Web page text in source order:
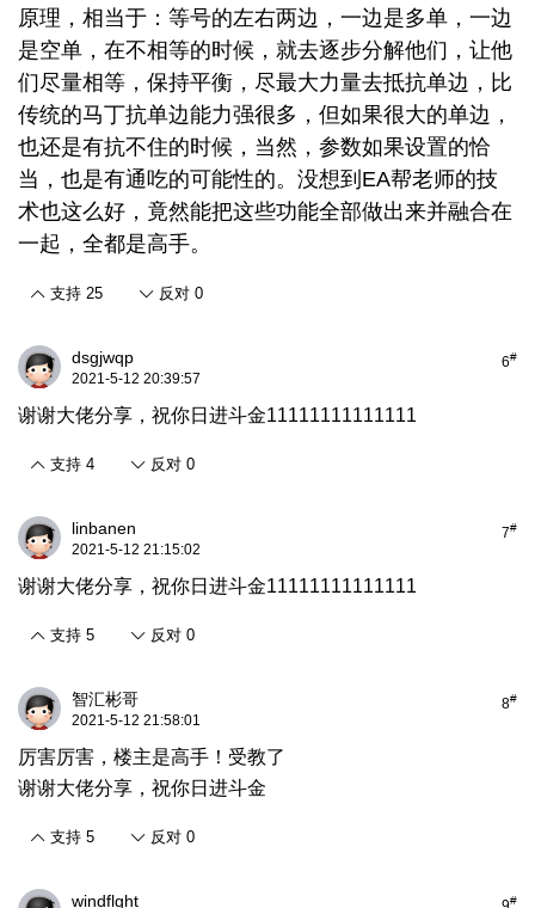
原理，相当于：等号的左右两边，一边是多单，一边
是空单，在不相等的时候，就去逐步分解他们，让他
们尽量相等，保持平衡，尽最大力量去抵抗单边，比
传统的马丁抗单边能力强很多，但如果很大的单边，
也还是有抗不住的时候，当然，参数如果设置的恰
当，也是有通吃的可能性的。 没想到EA帮老师的技
术也这么好，竟然能把这些功能全部做出来并融合在
一起，全都是高手。
支持 25 反对 0
6#
dsgjwqp
2021-5-12 20:39:57
谢谢大佬分享，祝你日进斗金11111111111111
支持 4 反对 0
7#
linbanen
2021-5-12 21:15:02
谢谢大佬分享，祝你日进斗金11111111111111
支持 5 反对 0
8#
智汇彬哥
2021-5-12 21:58:01
厉害厉害，楼主是高手！受教了
谢谢大佬分享，祝你日进斗金
支持 5 反对 0
#
windflght